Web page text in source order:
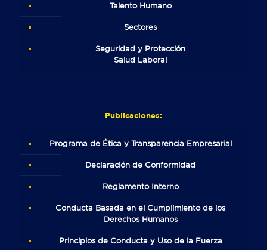
Talento Humano
Sectores
Seguridad y Protección
Salud Laboral
Publicaciones:
Programa de Ética y Transparencia Empresarial
Declaración de Conformidad
Reglamento Interno
Conducta Basada en el Cumplimiento de los
Derechos Humanos
Principios de Conducta y Uso de la Fuerza